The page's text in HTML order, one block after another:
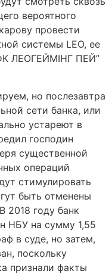
вероятного
провести
системы LEO, ее
ЛЕОГЕЙМІНГ ПЕЙ”
но послезавтра
сети банка, или
устареют в
господин
существенной
операций
стимулировать
быть отменены
2018 году банк
НБУ на сумму 1,55
в суде, но затем,
поскольку
признали факты